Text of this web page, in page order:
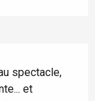
spectacle,
et